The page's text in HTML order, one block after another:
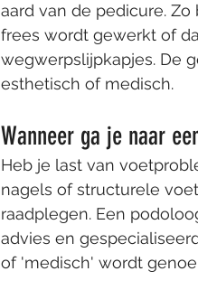
aard van de pedicure.
frees wordt gewerkt of
wegwerpslijpkapjes. De
esthetisch of medisch.
Wanneer ga je naar
Heb je last van
nagels of structurele
raadplegen. Een
advies en
of 'medisch' wordt